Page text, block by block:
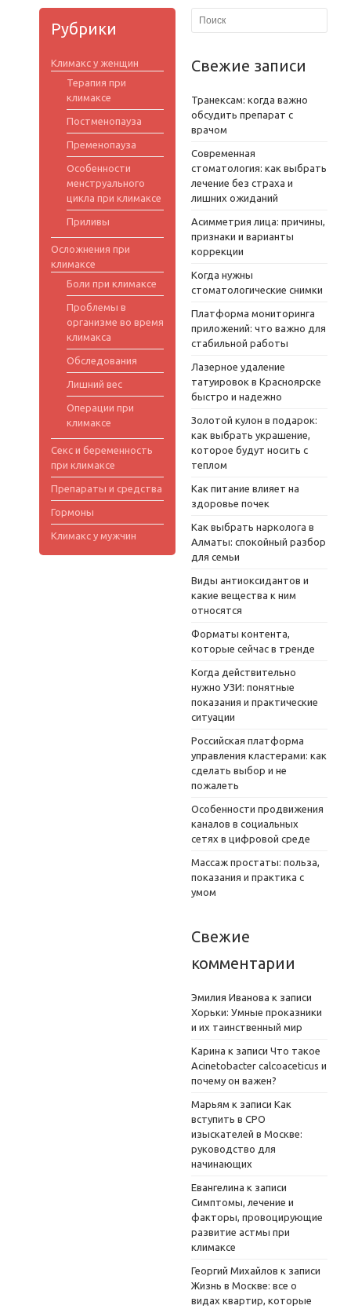
Рубрики
Климакс у женщин
Терапия при
климаксе
Постменопауза
Пременопауза
Особенности
менструального
цикла при климаксе
Приливы
Осложнения при
климаксе
Боли при климаксе
Проблемы в
организме во время
климакса
Обследования
Лишний вес
Операции при
климаксе
Секс и беременность
при климаксе
Препараты и средства
Гормоны
Климакс у мужчин
Свежие записи
Транексам: когда важно
обсудить препарат с
врачом
Современная
стоматология: как выбрать
лечение без страха и
лишних ожиданий
Асимметрия лица: причины,
признаки и варианты
коррекции
Когда нужны
стоматологические снимки
Платформа мониторинга
приложений: что важно для
стабильной работы
Лазерное удаление
татуировок в Красноярске
быстро и надежно
Золотой кулон в подарок:
как выбрать украшение,
которое будут носить с
теплом
Как питание влияет на
здоровье почек
Как выбрать нарколога в
Алматы: спокойный разбор
для семьи
Виды антиоксидантов и
какие вещества к ним
относятся
Форматы контента,
которые сейчас в тренде
Когда действительно
нужно УЗИ: понятные
показания и практические
ситуации
Российская платформа
управления кластерами: как
сделать выбор и не
пожалеть
Особенности продвижения
каналов в социальных
сетях в цифровой среде
Массаж простаты: польза,
показания и практика с
умом
Свежие
комментарии
Эмилия Иванова к записи
Хорьки: Умные проказники
и их таинственный мир
Карина к записи Что такое
Acinetobacter calcoaceticus и
почему он важен?
Марьям к записи Как
вступить в СРО
изыскателей в Москве:
руководство для
начинающих
Евангелина к записи
Симптомы, лечение и
факторы, провоцирующие
развитие астмы при
климаксе
Георгий Михайлов к записи
Жизнь в Москве: все о
видах квартир, которые